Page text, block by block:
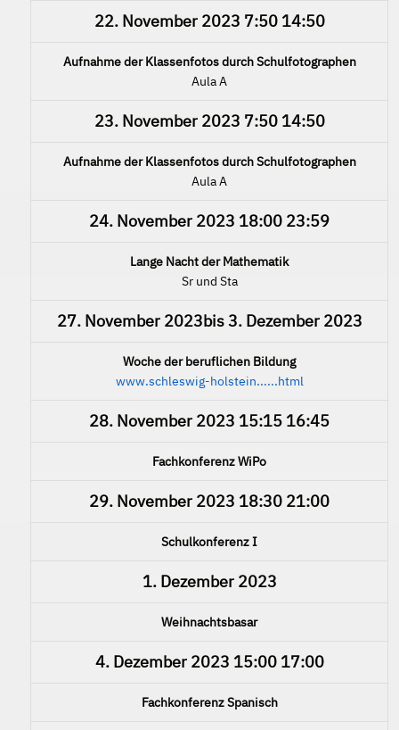
22. November 2023 7:50 14:50
Aufnahme der Klassenfotos durch Schulfotographen
Aula A
23. November 2023 7:50 14:50
Aufnahme der Klassenfotos durch Schulfotographen
Aula A
24. November 2023 18:00 23:59
Lange Nacht der Mathematik
Sr und Sta
27. November 2023bis3. Dezember 2023
Woche der beruflichen Bildung
www.schleswig-holstein......html
28. November 2023 15:15 16:45
Fachkonferenz WiPo
29. November 2023 18:30 21:00
Schulkonferenz I
1. Dezember 2023
Weihnachtsbasar
4. Dezember 2023 15:00 17:00
Fachkonferenz Spanisch